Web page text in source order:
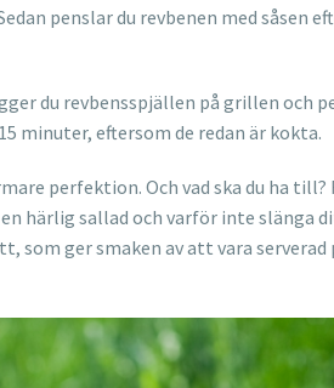
penslar du revbenen med såsen
du revbensspjällen på grillen och
minuter, eftersom de redan är kokta.
perfektion. Och vad ska du ha
härlig sallad och varför inte slänga
som ger smaken av att vara